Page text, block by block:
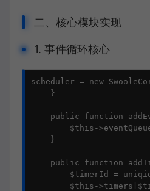
二、核心模块实现
1. 事件循环核心
scheduler = new
    }
public function
$this-
    }
public function
$timerId =
$this-